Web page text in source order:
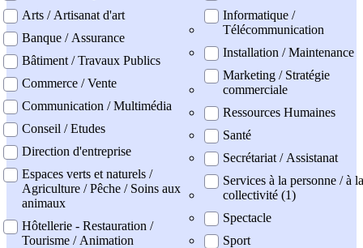
Arts / Artisanat d'art
Banque / Assurance
Bâtiment / Travaux Publics
Commerce / Vente
Communication / Multimédia
Conseil / Etudes
Direction d'entreprise
Espaces verts et naturels /
Agriculture / Pêche / Soins aux
animaux
Hôtellerie - Restauration /
Tourisme / Animation
Informatique /
Télécommunication
Installation / Maintenance
Marketing / Stratégie
commerciale
Ressources Humaines
Santé
Secrétariat / Assistanat
Services à la personne / à la
collectivité (1)
Spectacle
Sport